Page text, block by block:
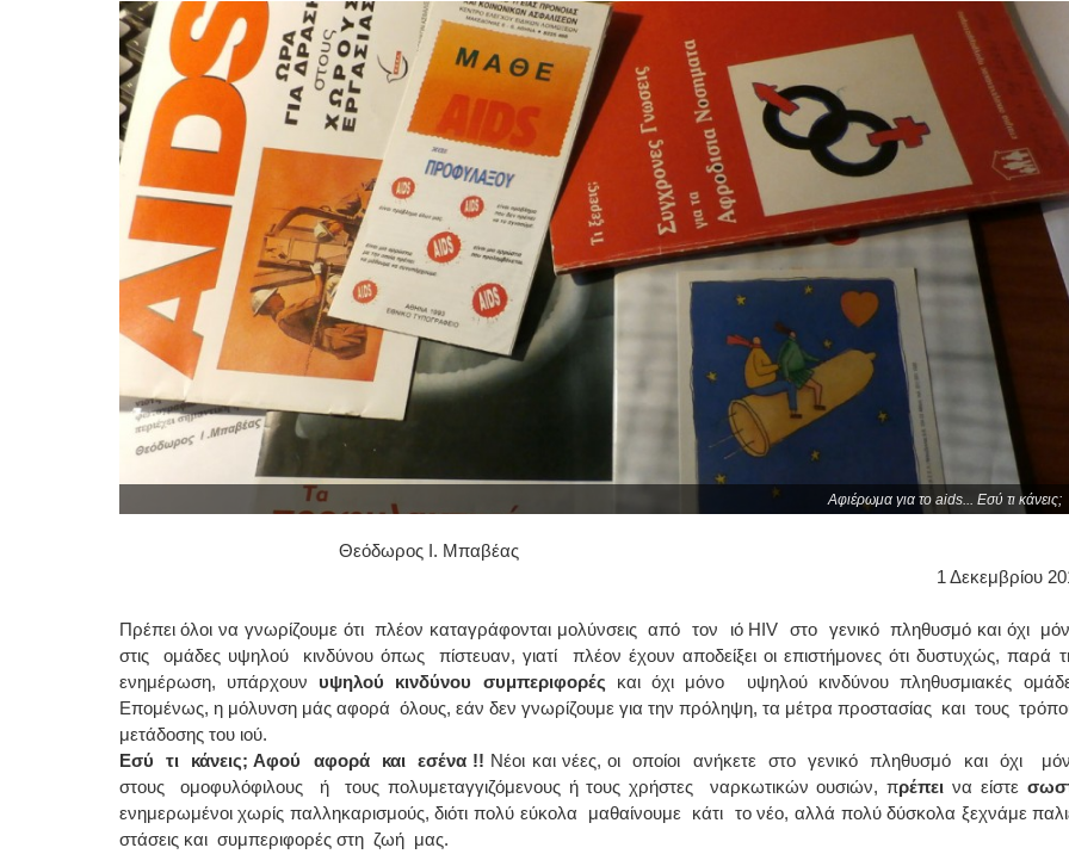
Αφιέρωμα για το aids... Εσύ τι κάνεις;
Θεόδωρος Ι. Μπαβέας
1 Δεκεμβρίου
Πρέπει όλοι να γνωρίζουμε ότι πλέον καταγράφονται μολύνσεις από τον ιό HIV στο γενικό πληθυσμό και όχι
στις ομάδες υψηλού κινδύνου όπως πίστευαν, γιατί πλέον έχουν αποδείξει οι επιστήμονες ότι δυστυχώς, παρά
ενημέρωση, υπάρχουν υψηλού κινδύνου συμπεριφορές και όχι μόνο υψηλού κινδύνου πληθυσμιακές
Επομένως, η μόλυνση μάς αφορά όλους, εάν δεν γνωρίζουμε για την πρόληψη, τα μέτρα προστασίας και τους
μετάδοσης του ιού.
Εσύ τι κάνεις; Αφού αφορά και εσένα !! Νέοι και νέες, οι οποίοι ανήκετε στο γενικό πληθυσμό και όχι
στους ομοφυλόφιλους ή τους πολυμεταγγιζόμενους ή τους χρήστες ναρκωτικών ουσιών, πρέπει να είστε
ενημερωμένοι χωρίς παλληκαρισμούς, διότι πολύ εύκολα μαθαίνουμε κάτι το νέο, αλλά πολύ δύσκολα ξεχνάμε
στάσεις και συμπεριφορές στη ζωή μας.
ΙΩΑΝΝΗΣ Α. ΜΑΛΛΙΑΣ
ΧΕΙΡΟΥΡΓΟΣ
ΟΦΘΑΛΜΙΑΤΡΟΣ
Διδάκτωρ Ιατρικής Σχολής
Πανεπιστημίου Αθηνών
Καβέτσου 10, Μυτιλήνη, τηλ:
2251038065